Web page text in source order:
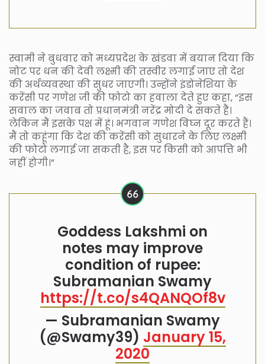
स्वामी ने बुधवार को मध्यप्रदेश के खंडवा में बयान दिया कि
नोट पर धन की देवी लक्ष्मी की तस्वीर लगाई जाए तो देश
की अर्थव्यवस्था की सुधर जाएगी। उन्होंने इंडोनेशिया के
करेंसी पर गणेश जी की फोटो का हवाला देते हुए कहा, “इस
सवाल का जवाब तो प्रधानमंत्री नरेंद्र मोदी दे सकते हैं।
लेकिन मैं इसके पक्ष में हूं। भगवान गणेश विघ्न दूर करते हैं।
मैं तो कहूंगा कि देश की करेंसी को सुधारने के लिए लक्ष्मी
की फोटो लगाई जा सकती है, इस पर किसी को आपत्ति भी
नहीं होगी।”
Goddess Lakshmi on
notes may improve
condition of rupee:
Subramanian Swamy
https://t.co/s4QANQOf8v
— Subramanian Swamy
(@Swamy39) January 15,
2020